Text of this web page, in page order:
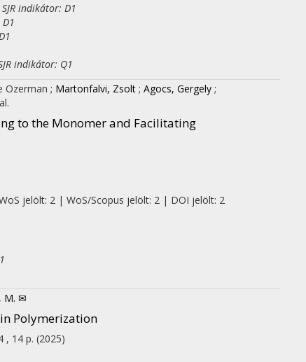
indikátor: D1
indikátor: Q1
Ozerman ; Martonfalvi, Zsolt ; Agocs, Gergely ;
to the Monomer and Facilitating
jelölt: 2 | WoS/Scopus jelölt: 2 | DOI jelölt: 2
M. ✉
Polymerization
, 14 p. (2025)